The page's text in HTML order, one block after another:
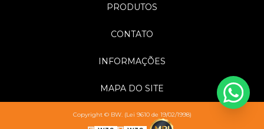
PRODUTOS
CONTATO
INFORMAÇÕES
MAPA DO SITE
Copyright © BW. (Lei 9610 de 19/02/1998)